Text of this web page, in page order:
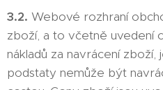
3.2. Webové rozhraní
zboží, a to včetně uvedení
nákladů za navrácení
podstaty nemůže být